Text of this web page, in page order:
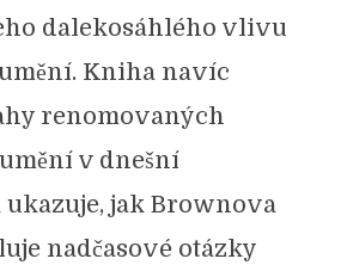
dalekosáhlého vlivu
Kniha navíc
renomovaných
v dnešní
ukazuje, jak Brownova
nadčasové otázky